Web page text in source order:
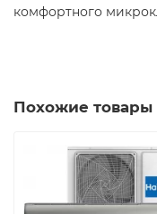
комфортного
Похожие товары